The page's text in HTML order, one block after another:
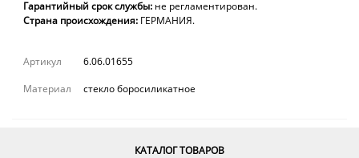
Гарантийный срок службы: не регламентирован.
Страна происхождения: ГЕРМАНИЯ.
Артикул
6.06.01655
Материал
стекло боросиликатное
КАТАЛОГ ТОВАРОВ